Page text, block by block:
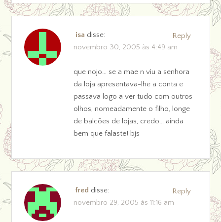
isa disse:
novembro 30, 2005 às 4:49 am
que nojo… se a mae n viu a senhora
da loja apresentava-lhe a conta e
passava logo a ver tudo com outros
olhos, nomeadamente o filho, longe
de balcões de lojas, credo… ainda
bem que falaste! bjs
Reply
fred disse:
novembro 29, 2005 às 11:16 am
Reply